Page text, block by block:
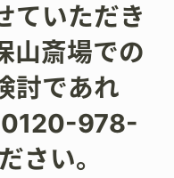
ていただき
山斎場での
討であれ
978-
さい。